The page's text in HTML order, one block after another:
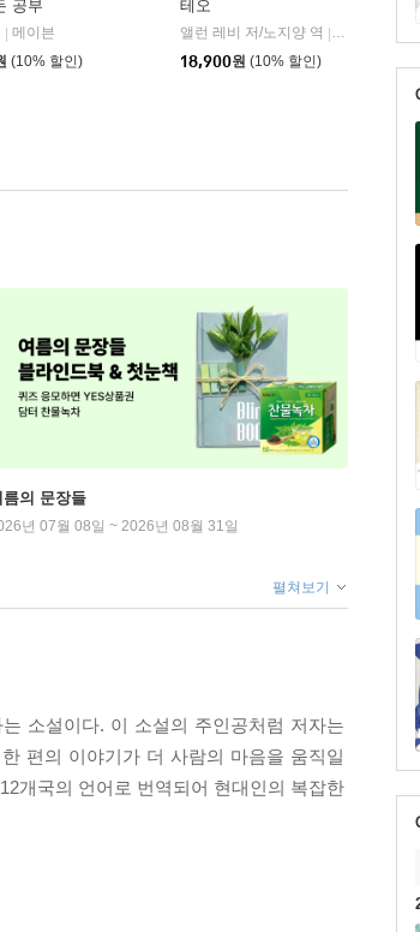
현대지성
공부
메이븐
(10% 할인)
테오
앨런 레비 저/노지양 역
오팬하우스
18,900원 (10% 할인)
름의 문장들
년 07월 08일 ~ 2026년 08월 31일
펼쳐보기
소설이다. 이 소설의 주인공처럼 저자는
편의 이야기가 더 사람의 마음을 움직일
개국의 언어로 번역되어 현대인의 복잡한